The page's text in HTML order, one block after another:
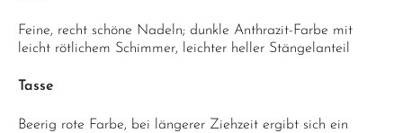
Feine, recht schöne Nadeln; dunkle Anthrazit-Farbe mit
leicht rötlichem Schimmer, leichter heller Stängelanteil
Tasse
Beerig rote Farbe, bei längerer Ziehzeit ergibt sich ein